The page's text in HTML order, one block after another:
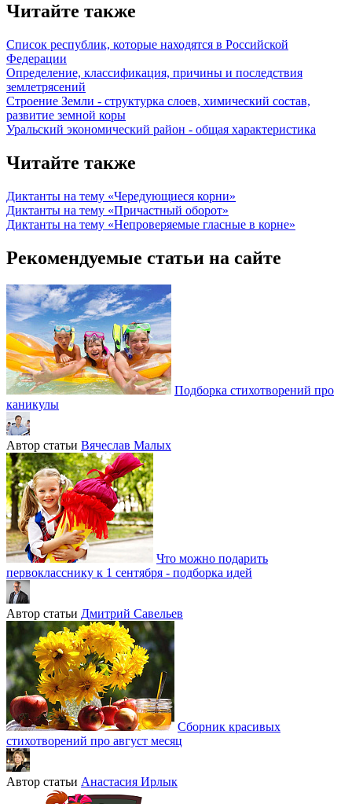
Читайте также
Список республик, которые находятся в Российской
Федерации
Определение, классификация, причины и последствия
землетрясений
Строение Земли - структурка слоев, химический состав,
развитие земной коры
Уральский экономический район - общая характеристика
Читайте также
Диктанты на тему «Чередующиеся корни»
Диктанты на тему «Причастный оборот»
Диктанты на тему «Непроверяемые гласные в корне»
Рекомендуемые статьи на сайте
Подборка стихотворений про
каникулы
Автор статьи Вячеслав Малых
Что можно подарить
первокласснику к 1 сентября - подборка идей
Автор статьи Дмитрий Савельев
Сборник красивых
стихотворений про август месяц
Автор статьи Анастасия Ирлык